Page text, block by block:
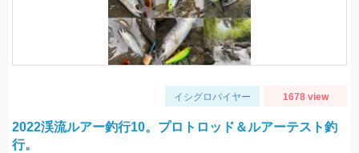
イシグロバイヤー 1678 view
2022渓流ルアー釣行10。プロトロッド＆ルアーテスト釣
行。